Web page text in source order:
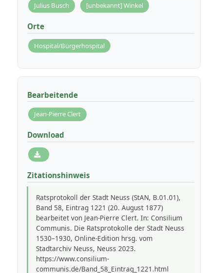
Julius Busch [unbekannt] Winkel
Orte
Hospital/Bürgerhospital
Bearbeitende
Jean-Pierre Clert
Download
Zitationshinweis
Ratsprotokoll der Stadt Neuss (StAN, B.01.01),
Band 58, Eintrag 1221 (20. August 1877)
bearbeitet von Jean-Pierre Clert. In: Consilium
Communis. Die Ratsprotokolle der Stadt Neuss
1530–1930, Online-Edition hrsg. vom
Stadtarchiv Neuss, Neuss 2023.
https://www.consilium-
communis.de/Band_58_Eintrag_1221.html